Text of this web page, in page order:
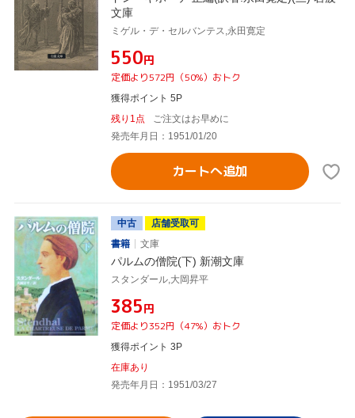
文庫
ミゲル・デ・セルバンテス,永田寛定
¥550円
定価より572円（50%）おトク
獲得ポイント 5P
残り1点
ご注文はお早めに
発売年月日：1951/01/20
カートへ追加
中古
店舗受取可
書籍
文庫
パルムの僧院(下) 新潮文庫
スタンダール,大岡昇平
¥385円
定価より352円（47%）おトク
獲得ポイント 3P
在庫あり
発売年月日：1951/03/27